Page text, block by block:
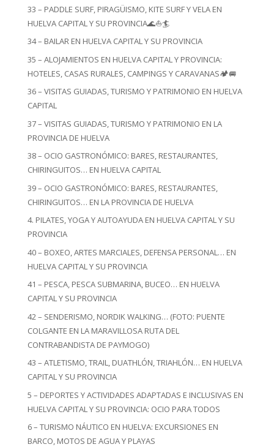
33 – PADDLE SURF, PIRAGÜISMO, KITE SURF Y VELA EN
HUELVA CAPITAL Y SU PROVINCIA🌊⛵🏄
34 – BAILAR EN HUELVA CAPITAL Y SU PROVINCIA
35 – ALOJAMIENTOS EN HUELVA CAPITAL Y PROVINCIA:
HOTELES, CASAS RURALES, CAMPINGS Y CARAVANAS🏕️🚐
36 – VISITAS GUIADAS, TURISMO Y PATRIMONIO EN HUELVA
CAPITAL
37 – VISITAS GUIADAS, TURISMO Y PATRIMONIO EN LA
PROVINCIA DE HUELVA
38 – OCIO GASTRONÓMICO: BARES, RESTAURANTES,
CHIRINGUITOS… EN HUELVA CAPITAL
39 – OCIO GASTRONÓMICO: BARES, RESTAURANTES,
CHIRINGUITOS… EN LA PROVINCIA DE HUELVA
4. PILATES, YOGA Y AUTOAYUDA EN HUELVA CAPITAL Y SU
PROVINCIA
40 – BOXEO, ARTES MARCIALES, DEFENSA PERSONAL… EN
HUELVA CAPITAL Y SU PROVINCIA
41 – PESCA, PESCA SUBMARINA, BUCEO… EN HUELVA
CAPITAL Y SU PROVINCIA
42 – SENDERISMO, NORDIK WALKING… (FOTO: PUENTE
COLGANTE EN LA MARAVILLOSA RUTA DEL
CONTRABANDISTA DE PAYMOGO)
43 – ATLETISMO, TRAIL, DUATHLÓN, TRIAHLÓN… EN HUELVA
CAPITAL Y SU PROVINCIA
5 – DEPORTES Y ACTIVIDADES ADAPTADAS E INCLUSIVAS EN
HUELVA CAPITAL Y SU PROVINCIA: OCIO PARA TODOS
6 – TURISMO NÁUTICO EN HUELVA: EXCURSIONES EN
BARCO, MOTOS DE AGUA Y PLAYAS